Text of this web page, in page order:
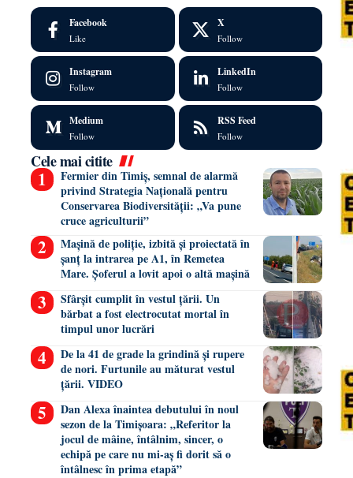
Facebook
Like
X
Follow
Instagram
Follow
LinkedIn
Follow
Medium
Follow
RSS Feed
Follow
Cele mai citite
Fermier din Timiș, semnal de alarmă
privind Strategia Națională pentru
Conservarea Biodiversității: „Va pune
cruce agriculturii”
Mașină de poliție, izbită și proiectată în
șanț la intrarea pe A1, în Remetea
Mare. Șoferul a lovit apoi o altă mașină
Sfârșit cumplit în vestul țării. Un
bărbat a fost electrocutat mortal în
timpul unor lucrări
De la 41 de grade la grindină și rupere
de nori. Furtunile au măturat vestul
țării. VIDEO
Dan Alexa înaintea debutului în noul
sezon de la Timișoara: „Referitor la
jocul de mâine, întâlnim, sincer, o
echipă pe care nu mi-aș fi dorit să o
întâlnesc în prima etapă”